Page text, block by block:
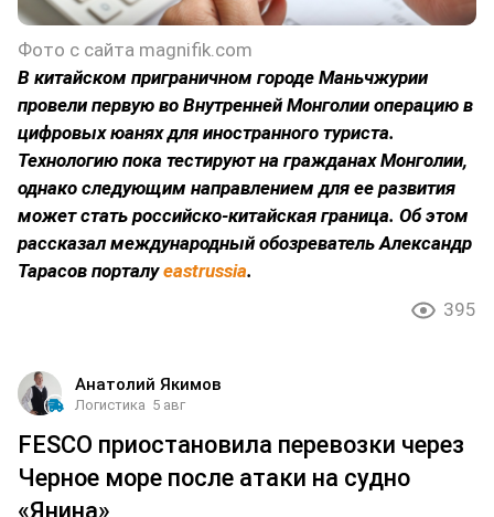
Фото с сайта magnifik.com
В китайском приграничном городе Маньчжурии
провели первую во Внутренней Монголии операцию в
цифровых юанях для иностранного туриста.
Технологию пока тестируют на гражданах Монголии,
однако следующим направлением для ее развития
может стать российско-китайская граница. Об этом
рассказал международный обозреватель Александр
Тарасов порталуeastrussia.
395
Анатолий Якимов
Логистика 5 авг
FESCO приостановила перевозки через
Черное море после атаки на судно
«Янина»